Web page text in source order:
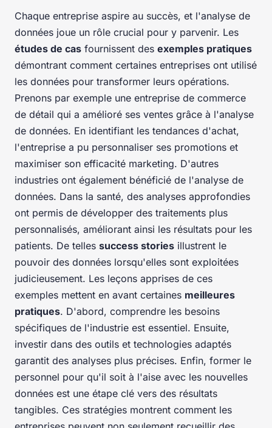
Chaque entreprise aspire au succès, et l'analyse de
données joue un rôle crucial pour y parvenir. Les
études de cas fournissent des exemples pratiques
démontrant comment certaines entreprises ont utilisé
les données pour transformer leurs opérations.
Prenons par exemple une entreprise de commerce
de détail qui a amélioré ses ventes grâce à l'analyse
de données. En identifiant les tendances d'achat,
l'entreprise a pu personnaliser ses promotions et
maximiser son efficacité marketing. D'autres
industries ont également bénéficié de l'analyse de
données. Dans la santé, des analyses approfondies
ont permis de développer des traitements plus
personnalisés, améliorant ainsi les résultats pour les
patients. De telles success stories illustrent le
pouvoir des données lorsqu'elles sont exploitées
judicieusement. Les leçons apprises de ces
exemples mettent en avant certaines meilleures
pratiques. D'abord, comprendre les besoins
spécifiques de l'industrie est essentiel. Ensuite,
investir dans des outils et technologies adaptés
garantit des analyses plus précises. Enfin, former le
personnel pour qu'il soit à l'aise avec les nouvelles
données est une étape clé vers des résultats
tangibles. Ces stratégies montrent comment les